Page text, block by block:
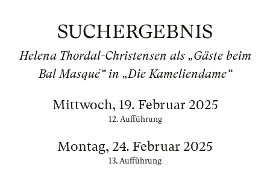
SUCHERGEBNIS
Helena Thordal-Christensen als „Gäste beim
Bal Masqué“ in „Die Kameliendame“
Mittwoch, 19. Februar 2025
12. Aufführung
Montag, 24. Februar 2025
13. Aufführung